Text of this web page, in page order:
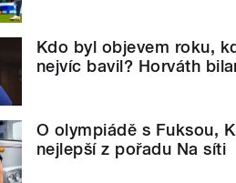
Kdo byl objevem roku,
nejvíc bavil? Horváth
O olympiádě s Fuksou,
nejlepší z pořadu Na síti